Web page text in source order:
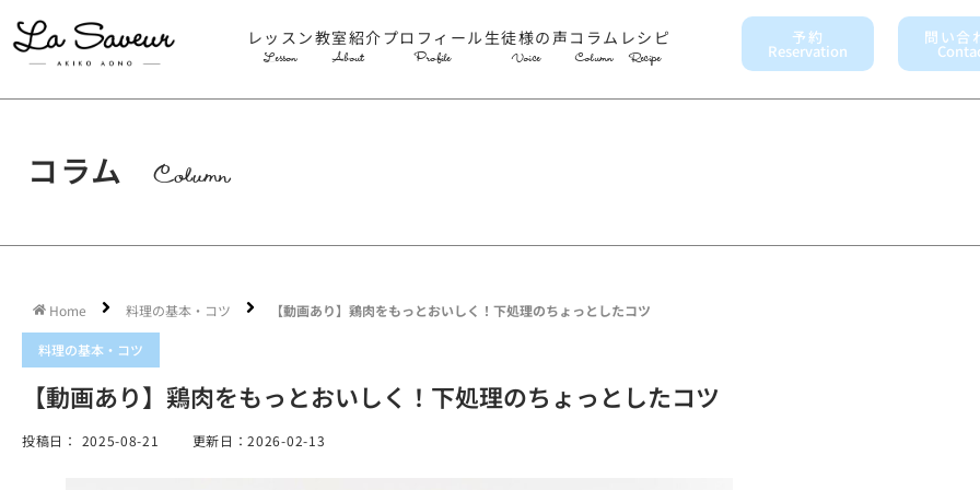
レッスン
Lesson
教室紹介
About
プロフィール
Profile
生徒様の声
Voice
コラム
Column
レシピ
Recipe
予約
Reservation
問い合
コラム Column
Home 料理の基本・コツ 【動画あり】鶏肉をもっとおいしく！下処理のちょっとしたコツ
料理の基本・コツ
【動画あり】鶏肉をもっとおいしく！下処理のちょっとしたコツ
投稿日： 2025-08-21 更新日：2026-02-13